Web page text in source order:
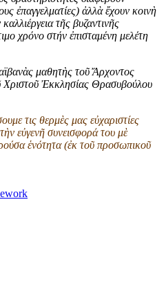
ἐπαγγελματίες) ἀλλὰ ἔχουν κοινὴ
τῆς βυζαντινῆς
χρόνο στήν ἐπισταμένη μελέτη
μαθητὴς τοῦ Ἄρχοντος
Ἐκκλησίας Θρασυβούλου
τις θερμὲς μας εὐχαριστίες
εὐγενῆ συνεισφορά του μὲ
ἑνότητα (ἐκ τοῦ προσωπικοῦ